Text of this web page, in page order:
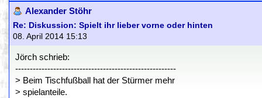
Alexander Stöhr
Re: Diskussion: Spielt ihr lieber vorne oder hinten
08. April 2014 15:13
Jörch schrieb:
-------------------------------------------------------
> Beim Tischfußball hat der Stürmer mehr
> spielanteile.